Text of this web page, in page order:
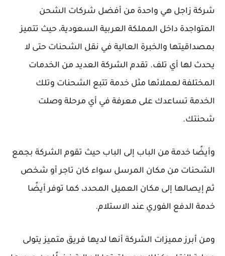
شركة زاجل هي واحدة من أفضل شركات الشحن
المتواجدة داخل المملكة العربية السعودية، حيث تتميز
بمصداقيتها والخبرة العالية في نقل الشحنات حتى لا
يحدث لها أي تلف. تقدم الشركة العديد من الخدمات
المختلفة لعملائها مثل خدمة تتبع الشحنات وتلك
الخدمة تساعدك على معرفة في أي مرحلة وصلت
شحنتك.
وأيضًا خدمة من الباب إلى الباب حيث تقوم الشركة بجمع
الشحنات من مكان المرسل سواء كان تاجر أو شخص
ثم إيصالها إلى مكان العميل المحدد، كما توفر أيضًا
خدمة الدفع الفوري عند الاستلام.
ومن أبرز مميزات الشركة أنها لديها فريق متميز يتولى